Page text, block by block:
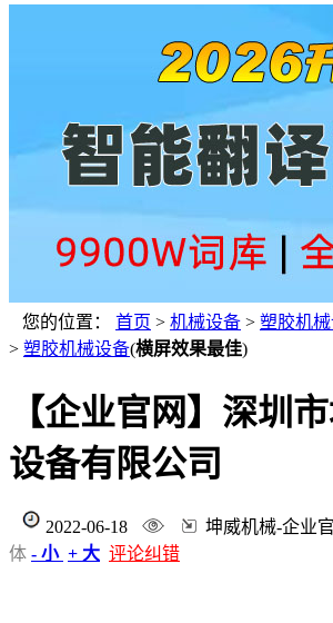
您的位置： 首页 > 机械设备 > 塑胶机
> 塑胶机械设备(横屏效果最佳)
【企业官网】深圳
设备有限公司
2022-06-18 坤威机械-企业
体 - 小 + 大 评论纠错